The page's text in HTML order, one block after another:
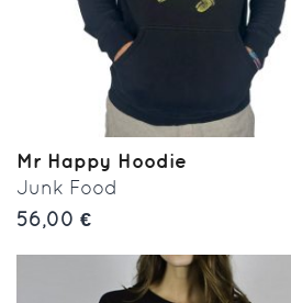
Mr Happy Hoodie
Junk Food
56,00 €